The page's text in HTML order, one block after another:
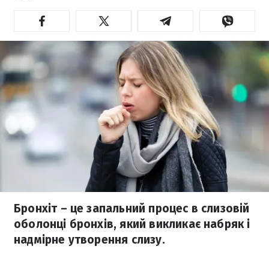
Бронхіт – це запальний процес в слизовій
оболонці бронхів, який викликає набряк і
надмірне утворення слизу.